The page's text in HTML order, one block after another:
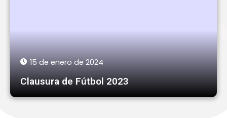
15 de enero de 2024
Clausura de Fútbol 2023